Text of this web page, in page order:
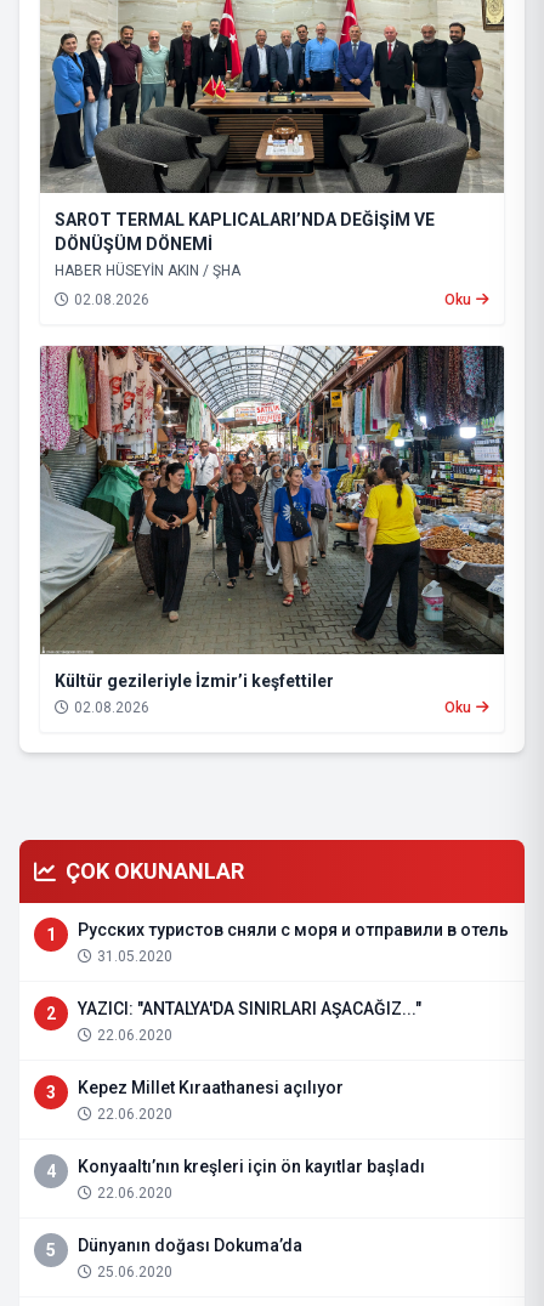
SAROT TERMAL KAPLICALARI’NDA DEĞİŞİM VE
DÖNÜŞÜM DÖNEMİ
HABER HÜSEYİN AKIN / ŞHA
02.08.2026
Oku
Kültür gezileriyle İzmir’i keşfettiler
02.08.2026 Oku
ÇOK OKUNANLAR
1 Русских туристов сняли с моря и отправили в отель
31.05.2020
2 YAZICI: "ANTALYA'DA SINIRLARI AŞACAĞIZ..."
22.06.2020
3 Kepez Millet Kıraathanesi açılıyor
22.06.2020
4 Konyaaltı’nın kreşleri için ön kayıtlar başladı
22.06.2020
5 Dünyanın doğası Dokuma’da
25.06.2020